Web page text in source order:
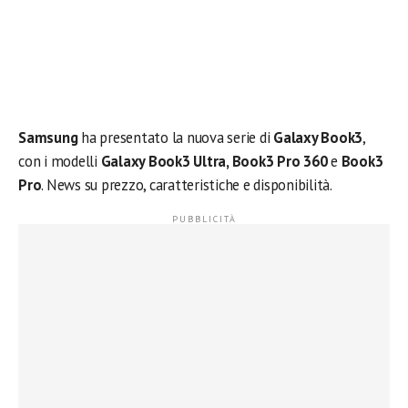
Samsungha presentato la nuova serie di Galaxy Book3,
con i modelli Galaxy Book3 Ultra, Book3 Pro 360e Book3
Pro. News su prezzo, caratteristiche e disponibilità.